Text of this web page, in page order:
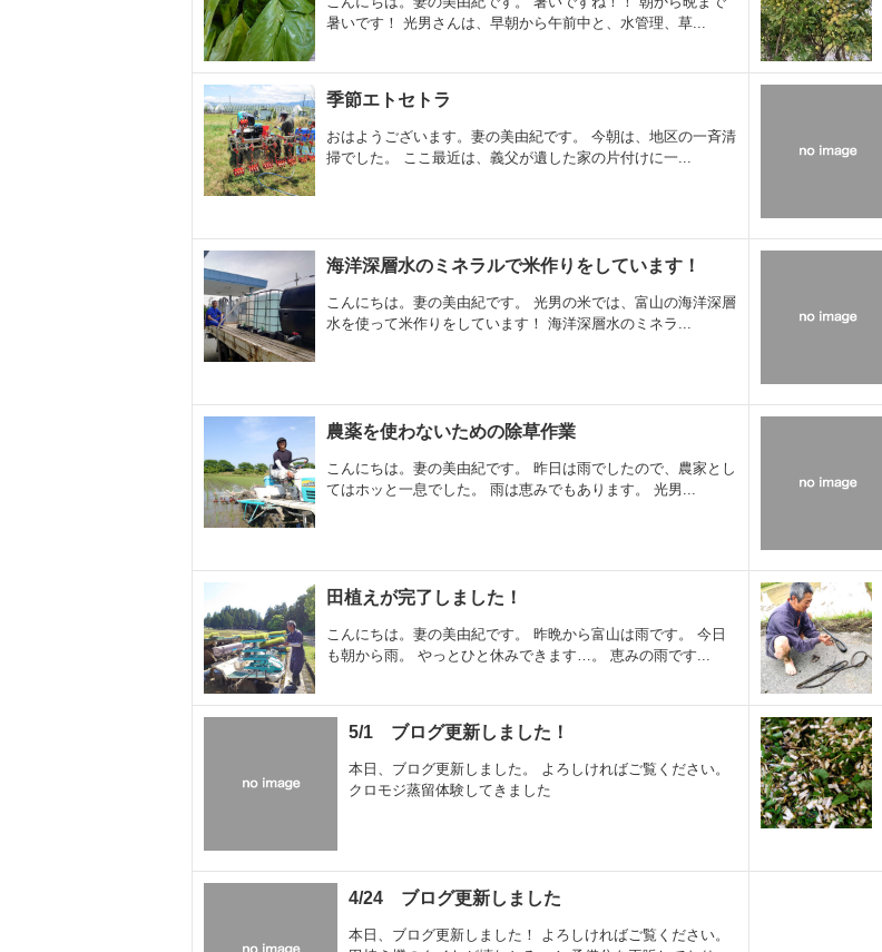
暑いです！ 光男さんは、早朝から午前中と、水管理、草...
季節エトセトラ
おはようございます。妻の美由紀です。 今朝は、地区の一斉清
掃でした。 ここ最近は、義父が遺した家の片付けに一...
海洋深層水のミネラルで米作りをしています！
こんにちは。妻の美由紀です。 光男の米では、富山の海洋深層
水を使って米作りをしています！ 海洋深層水のミネラ...
農薬を使わないための除草作業
こんにちは。妻の美由紀です。 昨日は雨でしたので、農家とし
てはホッと一息でした。 雨は恵みでもあります。 光男...
田植えが完了しました！
こんにちは。妻の美由紀です。 昨晩から富山は雨です。 今日
も朝から雨。 やっとひと休みできます…。 恵みの雨です...
5/1 ブログ更新しました！
本日、ブログ更新しました。 よろしければご覧ください。
クロモジ蒸留体験してきました
4/24 ブログ更新しました
本日、ブログ更新しました！ よろしければご覧ください。